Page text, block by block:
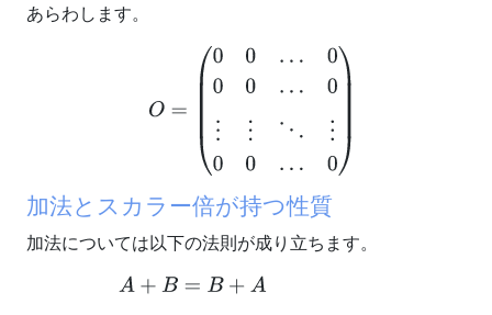
あらわします。
000 0⋮ ⋮ ⋱ 00…
加法とスカラー倍が持つ性質
加法については以下の法則が成り立ちます。
+B =B +A (A +B )+ C=